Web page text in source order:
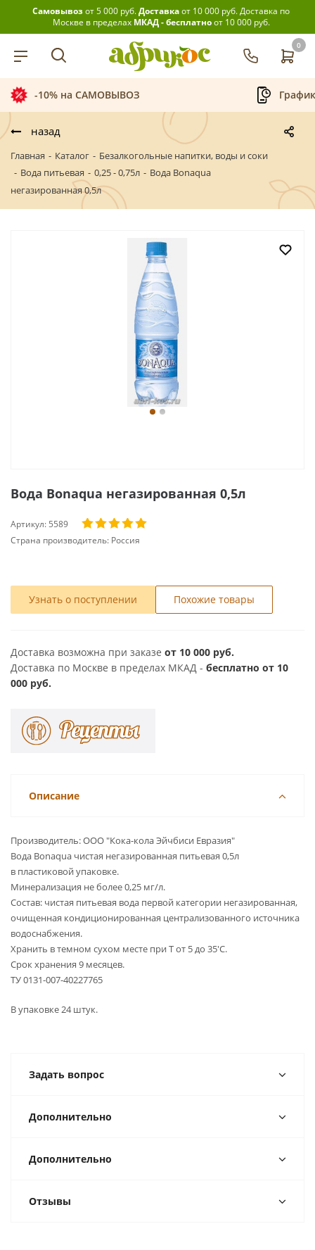
Самовывозот 5 000 руб.Доставкаот 10 000 руб.Доставка по
Москве в пределах МКАД - бесплатноот 10 000 руб.
0
-10% на САМОВЫВОЗ
назад
Главная - Каталог - Безалкогольные напитки, воды и соки
- Вода питьевая - 0,25 - 0,75л - Вода Bonaqua
негазированная 0,5л
Вода Bonaqua негазированная 0,5л
Артикул: 5589
Страна производитель: Россия
Узнать о поступлении Похожие товары
Доставка возможна при заказе от 10 000 руб.
Доставка по Москве в пределах МКАД - бесплатно от 10
000 руб.
Описание
Производитель: ООО "Кока-кола Эйчбиси Евразия"
Вода Bonaqua чистая негазированная питьевая 0,5л
в пластиковой упаковке.
Минерализация не более 0,25 мг/л.
Состав: чистая питьевая вода первой категории негазированная,
очищенная кондиционированная централизованного источника
водоснабжения.
Хранить в темном сухом месте при Т от 5 до 35'С.
Срок хранения 9 месяцев.
ТУ 0131-007-40227765
В упаковке 24 штук.
Задать вопрос
Дополнительно
Дополнительно
Отзывы